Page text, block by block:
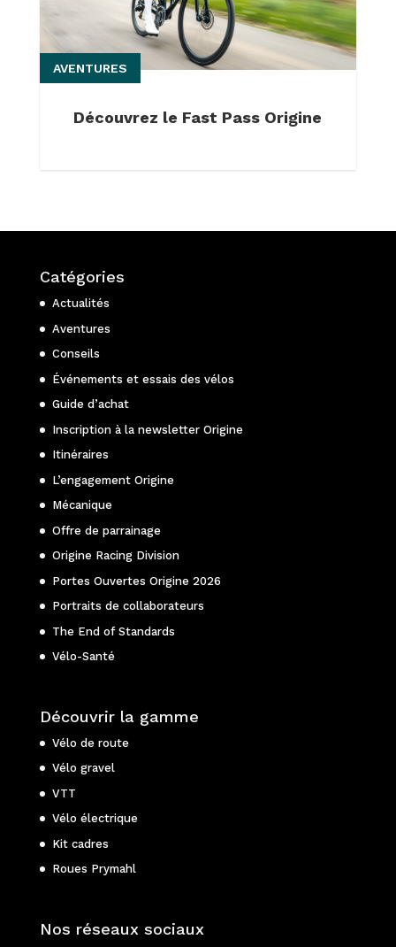
Découvrez le Fast Pass Origine
AVENTURES
Catégories
Actualités
Aventures
Conseils
Événements et essais des vélos
Guide d’achat
Inscription à la newsletter Origine
Itinéraires
L’engagement Origine
Mécanique
Offre de parrainage
Origine Racing Division
Portes Ouvertes Origine 2026
Portraits de collaborateurs
The End of Standards
Vélo-Santé
Découvrir la gamme
Vélo de route
Vélo gravel
VTT
Vélo électrique
Kit cadres
Roues Prymahl
Nos réseaux sociaux